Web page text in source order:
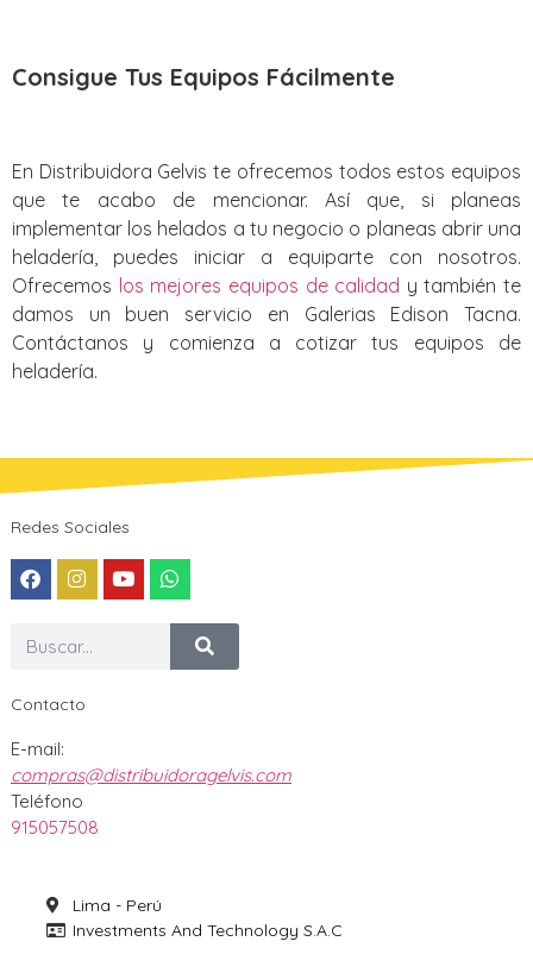
Consigue Tus Equipos Fácilmente
En Distribuidora Gelvis te ofrecemos todos estos equipos
que te acabo de mencionar. Así que, si planeas
implementar los helados a tu negocio o planeas abrir una
heladería, puedes iniciar a equiparte con nosotros.
Ofrecemos los mejores equipos de calidad y también te
damos un buen servicio en Galerias Edison Tacna.
Contáctanos y comienza a cotizar tus equipos de
heladería.
Redes Sociales
Contacto
E-mail:
compras@distribuidoragelvis.com
Teléfono
915057508
Lima - Perú
Investments And Technology S.A.C